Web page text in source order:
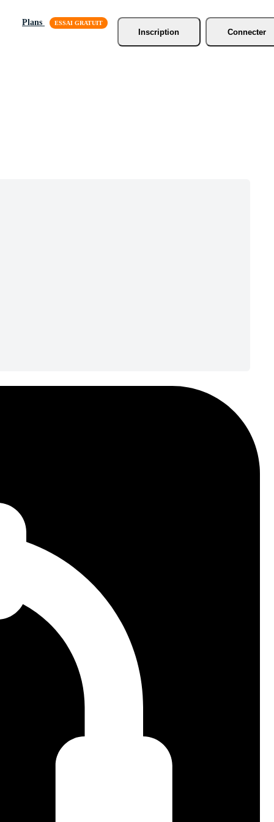
Plans
Inscription
Connecter